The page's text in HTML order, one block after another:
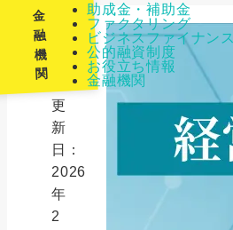
助成金・補助金
ファクタリング
ビジネスファイナンス
公的融資制度
お役立ち情報
金融機関
金
融
機
関
更
新
日：
2026
年
2